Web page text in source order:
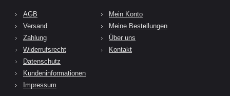
AGB
Versand
Zahlung
Widerrufsrecht
Datenschutz
Kundeninformationen
Impressum
Mein Konto
Meine Bestellungen
Über uns
Kontakt